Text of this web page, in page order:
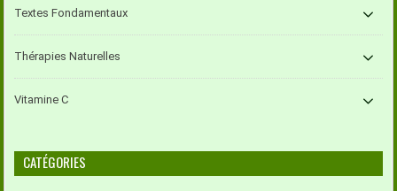
Textes Fondamentaux
Thérapies Naturelles
Vitamine C
CATÉGORIES